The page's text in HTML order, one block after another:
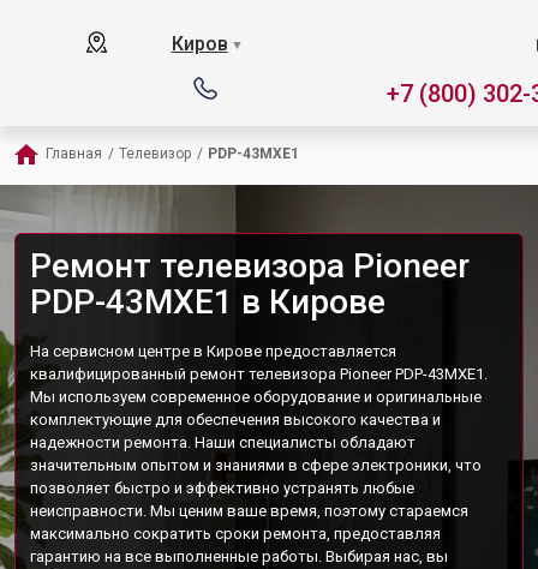
Киров ▼
+7 (800) 302-
Главная / Телевизор / PDP-43MXE1
Ремонт телевизора Pioneer
PDP-43MXE1 в Кирове
На сервисном центре в Кирове предоставляется
квалифицированный ремонт телевизора Pioneer PDP-43MXE1.
Мы используем современное оборудование и оригинальные
комплектующие для обеспечения высокого качества и
надежности ремонта. Наши специалисты обладают
значительным опытом и знаниями в сфере электроники, что
позволяет быстро и эффективно устранять любые
неисправности. Мы ценим ваше время, поэтому стараемся
максимально сократить сроки ремонта, предоставляя
гарантию на все выполненные работы. Выбирая нас, вы